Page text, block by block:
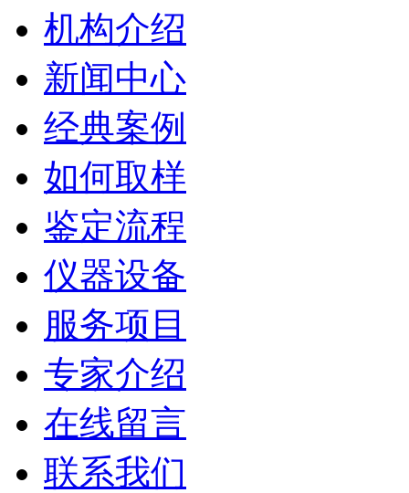
机构介绍
新闻中心
经典案例
如何取样
鉴定流程
仪器设备
服务项目
专家介绍
在线留言
联系我们